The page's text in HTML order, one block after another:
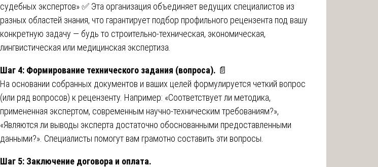
судебных экспертов» ✅ Эта организация объединяет ведущих специалистов из
разных областей знания, что гарантирует подбор профильного рецензента под вашу
конкретную задачу — будь то строительно-техническая, экономическая,
лингвистическая или медицинская экспертиза.
Шаг 4: Формирование технического задания (вопроса). 📄
На основании собранных документов и ваших целей формулируется четкий вопрос
(или ряд вопросов) к рецензенту. Например: «Соответствует ли методика,
примененная экспертом, современным научно-техническим требованиям?»,
«Являются ли выводы эксперта достаточно обоснованными предоставленными
данными?». Специалисты помогут вам грамотно составить эти вопросы.
Шаг 5: Заключение договора и оплата.